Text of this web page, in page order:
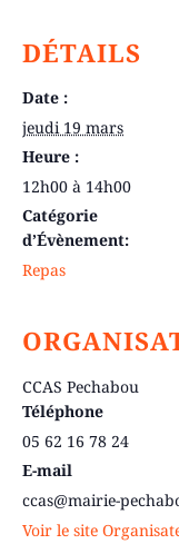
DÉTAILS
Date :
jeudi 19 mars
Heure :
12h00 à 14h00
Catégorie
d’Évènement:
Repas
CCAS Pechabou
Téléphone
05 62 16 78 24
E-mail
ccas@mairie-
Voir le site